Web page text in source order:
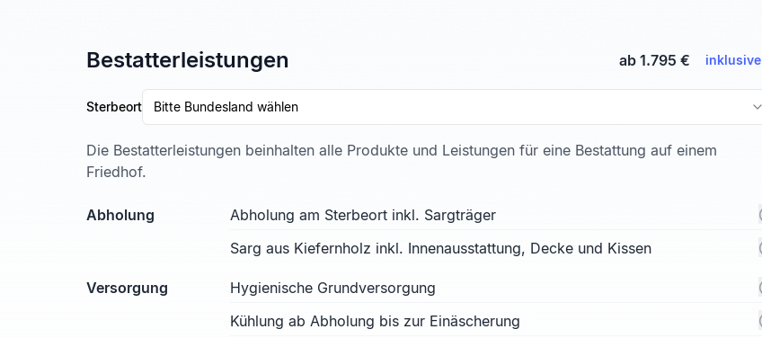
Bestatterleistungen ab 1.795 € inklusive
Sterbeort Bitte Bundesland wählen
Die Bestatterleistungen beinhalten alle Produkte und Leistungen für eine Bestattung auf einem
Friedhof.
Abholung
Abholung am Sterbeort inkl. Sargträger
Sarg aus Kiefernholz inkl. Innenausstattung, Decke und Kissen
Versorgung
Hygienische Grundversorgung
Kühlung ab Abholung bis zur Einäscherung